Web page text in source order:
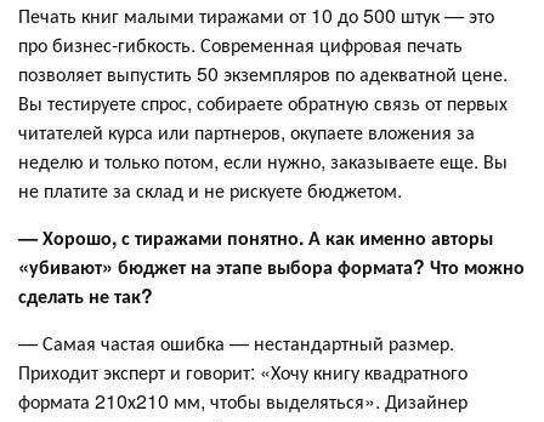
Печать книг малыми тиражами от 10 до 500 штук — это
про бизнес-гибкость. Современная цифровая печать
позволяет выпустить 50 экземпляров по адекватной цене.
Вы тестируете спрос, собираете обратную связь от первых
читателей курса или партнеров, окупаете вложения за
неделю и только потом, если нужно, заказываете еще. Вы
не платите за склад и не рискуете бюджетом.
— Хорошо, с тиражами понятно. А как именно авторы
«убивают» бюджет на этапе выбора формата? Что можно
сделать не так?
— Самая частая ошибка — нестандартный размер.
Приходит эксперт и говорит: «Хочу книгу квадратного
формата 210х210 мм, чтобы выделяться». Дизайнер